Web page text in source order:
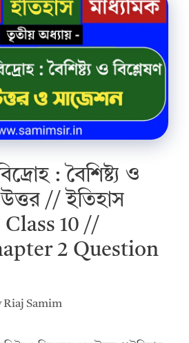
: বৈশিষ্ট্য ও
উত্তর // ইতিহাস
Class 10 //
2 Question
Riaj Samim